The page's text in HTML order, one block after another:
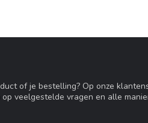
of je bestelling? Op onze
veelgestelde vragen en alle